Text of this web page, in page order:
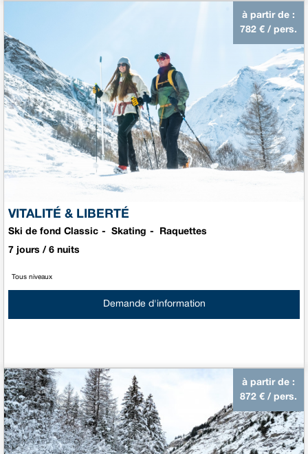
VITALITÉ & LIBERTÉ
Ski de fond Classic Skating Raquettes
à partir de :
782 € / pers.
7 jours / 6 nuits
Tous niveaux
Demande d'information
à partir de :
872 € / pers.